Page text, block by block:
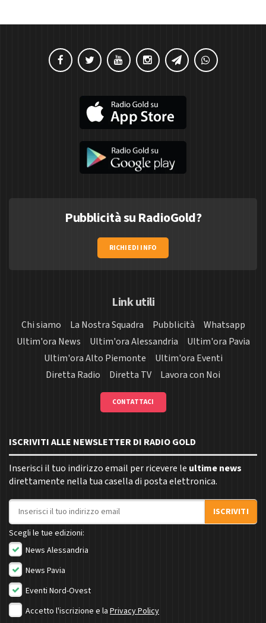
Pubblicità su RadioGold?
RICHIEDI INFO
Link utili
Chi siamo La Nostra Squadra Pubblicità
Whatsapp
Ultim'ora News
Ultim'ora Alessandria
Ultim'ora Pavia
Ultim'ora Alto Piemonte
Ultim'ora Eventi
Diretta Radio
Diretta TV Lavora con Noi
CONTATTACI
ISCRIVITI ALLE NEWSLETTER DI RADIO GOLD
Inserisci il tuo indirizzo email per ricevere le ultime news
direttamente nella tua casella di posta elettronica.
Indirizzo email
ISCRIVITI
Scegli le tue edizioni:
News Alessandria
News Pavia
Eventi Nord-Ovest
Accetto l'iscrizione e la Privacy Policy